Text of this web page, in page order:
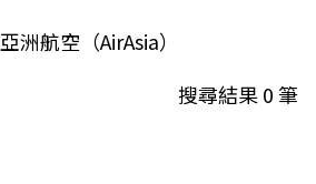
亞洲航空（AirAsia）
搜尋結果0筆